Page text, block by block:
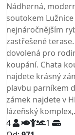
Nádherná,
soutokem
nejnáročnějším
zastřešené
dovolená pro
koupání. Chata
najdete krásný
plavbu parníkem
zámek najdete v
lázeňský
4
1